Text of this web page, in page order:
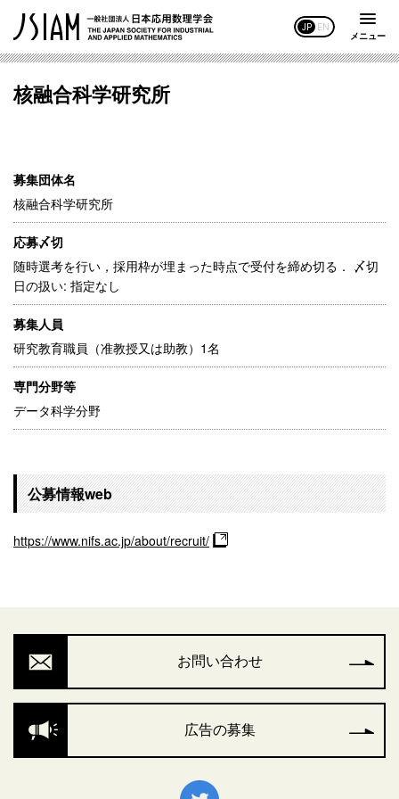
JP EN
メニュー
核融合科学研究所
募集団体名
核融合科学研究所
応募〆切
随時選考を行い，採用枠が埋まった時点で受付を締め切る． 〆切
日の扱い: 指定なし
募集人員
研究教育職員（准教授又は助教）1名
専門分野等
データ科学分野
公募情報web
https://www.nifs.ac.jp/about/recruit/
お問い合わせ
広告の募集